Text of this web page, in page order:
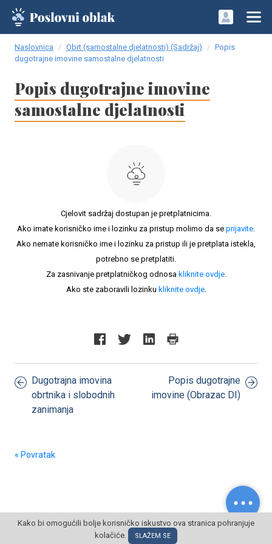
Naslovnica Obrt (samostalne djelatnosti) (Sadržaj)
Popis
dugotrajne imovine samostalne djelatnosti
Popis dugotrajne imovine
samostalne djelatnosti
Cjelovit sadržaj dostupan je pretplatnicima.
Ako imate korisničko ime i lozinku za pristup molimo da se prijavite.
Ako nemate korisničko ime i lozinku za pristup ili je pretplata istekla,
potrebno se pretplatiti.
Za zasnivanje pretplatničkog odnosa kliknite ovdje.
Ako ste zaboravili lozinku kliknite ovdje.
Dugotrajna imovina
obrtnika i slobodnih
zanimanja
Popis dugotrajne
imovine (Obrazac DI)
« Povratak
© POSLOVNI OBLAK Sva prava pridržana
Kako bi omogućili bolje korisničko iskustvo ova stranica pohranjuje
kolačiće.
SLAŽEM SE